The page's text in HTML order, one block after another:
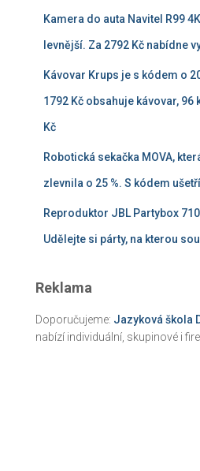
Kamera do auta Navitel R99
levnější. Za 2792 Kč nabídne
Kávovar Krups je s kódem o
1792 Kč obsahuje kávovar, 96
Kč
Robotická sekačka MOVA,
zlevnila o 25 %. S kódem
Reproduktor JBL Partybox
Udělejte si párty, na kterou
Reklama
Doporučujeme: Jazyková škola
nabízí individuální, skupinové i